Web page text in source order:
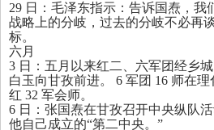
29 日：毛泽东指示：告诉国焘，我
战略上的分岐，过去的分岐不必再
标。
六月
3 日：五月以来红二、六军团经乡
白玉向甘孜前进。 6 军团 16 师在理
红 32 军会师。
6 日：张国焘在甘孜召开中央纵队
他自己成立的“第二中央。”